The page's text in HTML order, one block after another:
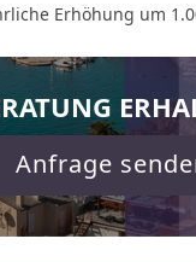
Erhöhung um
Anfrage